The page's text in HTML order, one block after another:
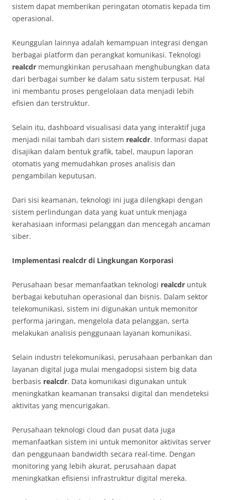
sistem dapat memberikan peringatan otomatis kepada tim
operasional.
Keunggulan lainnya adalah kemampuan integrasi dengan
berbagai platform dan perangkat komunikasi. Teknologi
realcdr memungkinkan perusahaan menghubungkan data
dari berbagai sumber ke dalam satu sistem terpusat. Hal
ini membantu proses pengelolaan data menjadi lebih
efisien dan terstruktur.
Selain itu, dashboard visualisasi data yang interaktif juga
menjadi nilai tambah dari sistem realcdr. Informasi dapat
disajikan dalam bentuk grafik, tabel, maupun laporan
otomatis yang memudahkan proses analisis dan
pengambilan keputusan.
Dari sisi keamanan, teknologi ini juga dilengkapi dengan
sistem perlindungan data yang kuat untuk menjaga
kerahasiaan informasi pelanggan dan mencegah ancaman
siber.
Implementasi realcdr di Lingkungan Korporasi
Perusahaan besar memanfaatkan teknologi realcdr untuk
berbagai kebutuhan operasional dan bisnis. Dalam sektor
telekomunikasi, sistem ini digunakan untuk memonitor
performa jaringan, mengelola data pelanggan, serta
melakukan analisis penggunaan layanan komunikasi.
Selain industri telekomunikasi, perusahaan perbankan dan
layanan digital juga mulai mengadopsi sistem big data
berbasis realcdr. Data komunikasi digunakan untuk
meningkatkan keamanan transaksi digital dan mendeteksi
aktivitas yang mencurigakan.
Perusahaan teknologi cloud dan pusat data juga
memanfaatkan sistem ini untuk memonitor aktivitas server
dan penggunaan bandwidth secara real-time. Dengan
monitoring yang lebih akurat, perusahaan dapat
meningkatkan efisiensi infrastruktur digital mereka.